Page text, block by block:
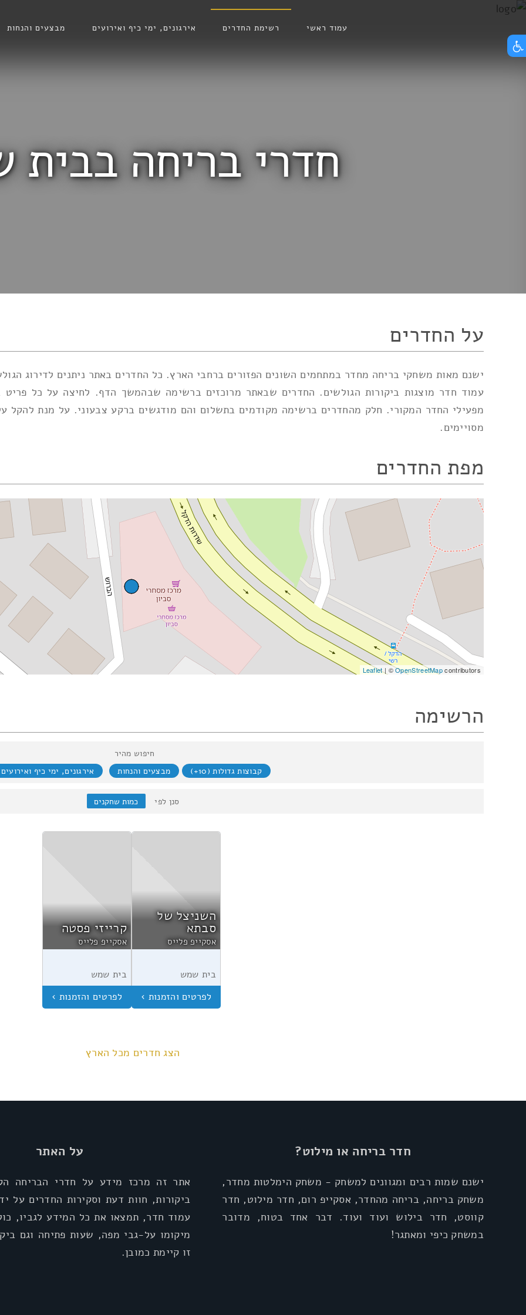
Skip
content
חדרי בריחה
עמוד ראשי רשימת החדרים אירגונים, ימי כיף ואירועים מבצעים והנחות
על החדרים
ישנם מאות משחקי בריחה מחדר במתחמים השונים הפזורים ברחבי הארץ. כל החדרים באתר ניתנים לדירוג
עמוד חדר מוצגות ביקורות הגולשים. החדרים שבאתר מרוכזים ברשימה שבהמשך הדף. לחיצה על כל פריט
מפעילי החדר המקורי. חלק מהחדרים ברשימה מקודמים בתשלום והם מודגשים ברקע צבעוני. על מנת להקל
מסויימים.
מפת החדרים
Leaflet| ©OpenStreetMapcontributors
הרשימה
חיפוש מהיר
קבוצות גדולות (10+)
מבצעים והנחות אירגונים, ימי כיף ואירועים
סנן לפי כמות שחקנים
השניצל של
סבתא
אסקייפ פלייס
בית שמש
קרייזי פסטה
אסקייפ פלייס
בית שמש
הצג חדרים מכל הארץ
חדר בריחה או מילוט?
ישנם שמות רבים ומגוונים למשחק - משחק הימלטות מחדר,
משחק בריחה, בריחה מהחדר, אסקייפ רום, חדר מילוט, חדר
קווסט, חדר בילוש ועוד ועוד. דבר אחד בטוח, מדובר
במשחק כיפי ומאתגר!
על האתר
אתר זה מרכז מידע על חדרי הבריחה
ביקורות, חוות דעת וסקירות החדרים על
עמוד חדר, תמצאו את כל המידע לגביו,
מיקומו על-גבי מפה, שעות פתיחה וגם
זו קיימת כמובן.